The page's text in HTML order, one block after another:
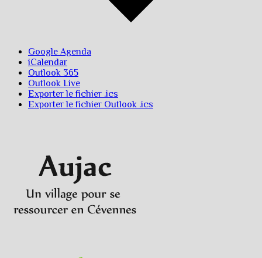
Google Agenda
iCalendar
Outlook 365
Outlook Live
Exporter le fichier .ics
Exporter le fichier Outlook .ics